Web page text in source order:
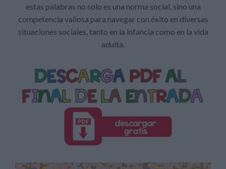
estas palabras no solo es una norma social, sino una
competencia valiosa para navegar con éxito en diversas
situaciones sociales, tanto en la infancia como en la vida
adulta.